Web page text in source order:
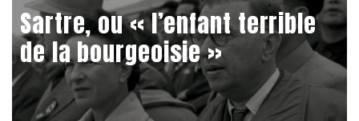
Sartre, ou « l’enfant terrible
de la bourgeoisie »